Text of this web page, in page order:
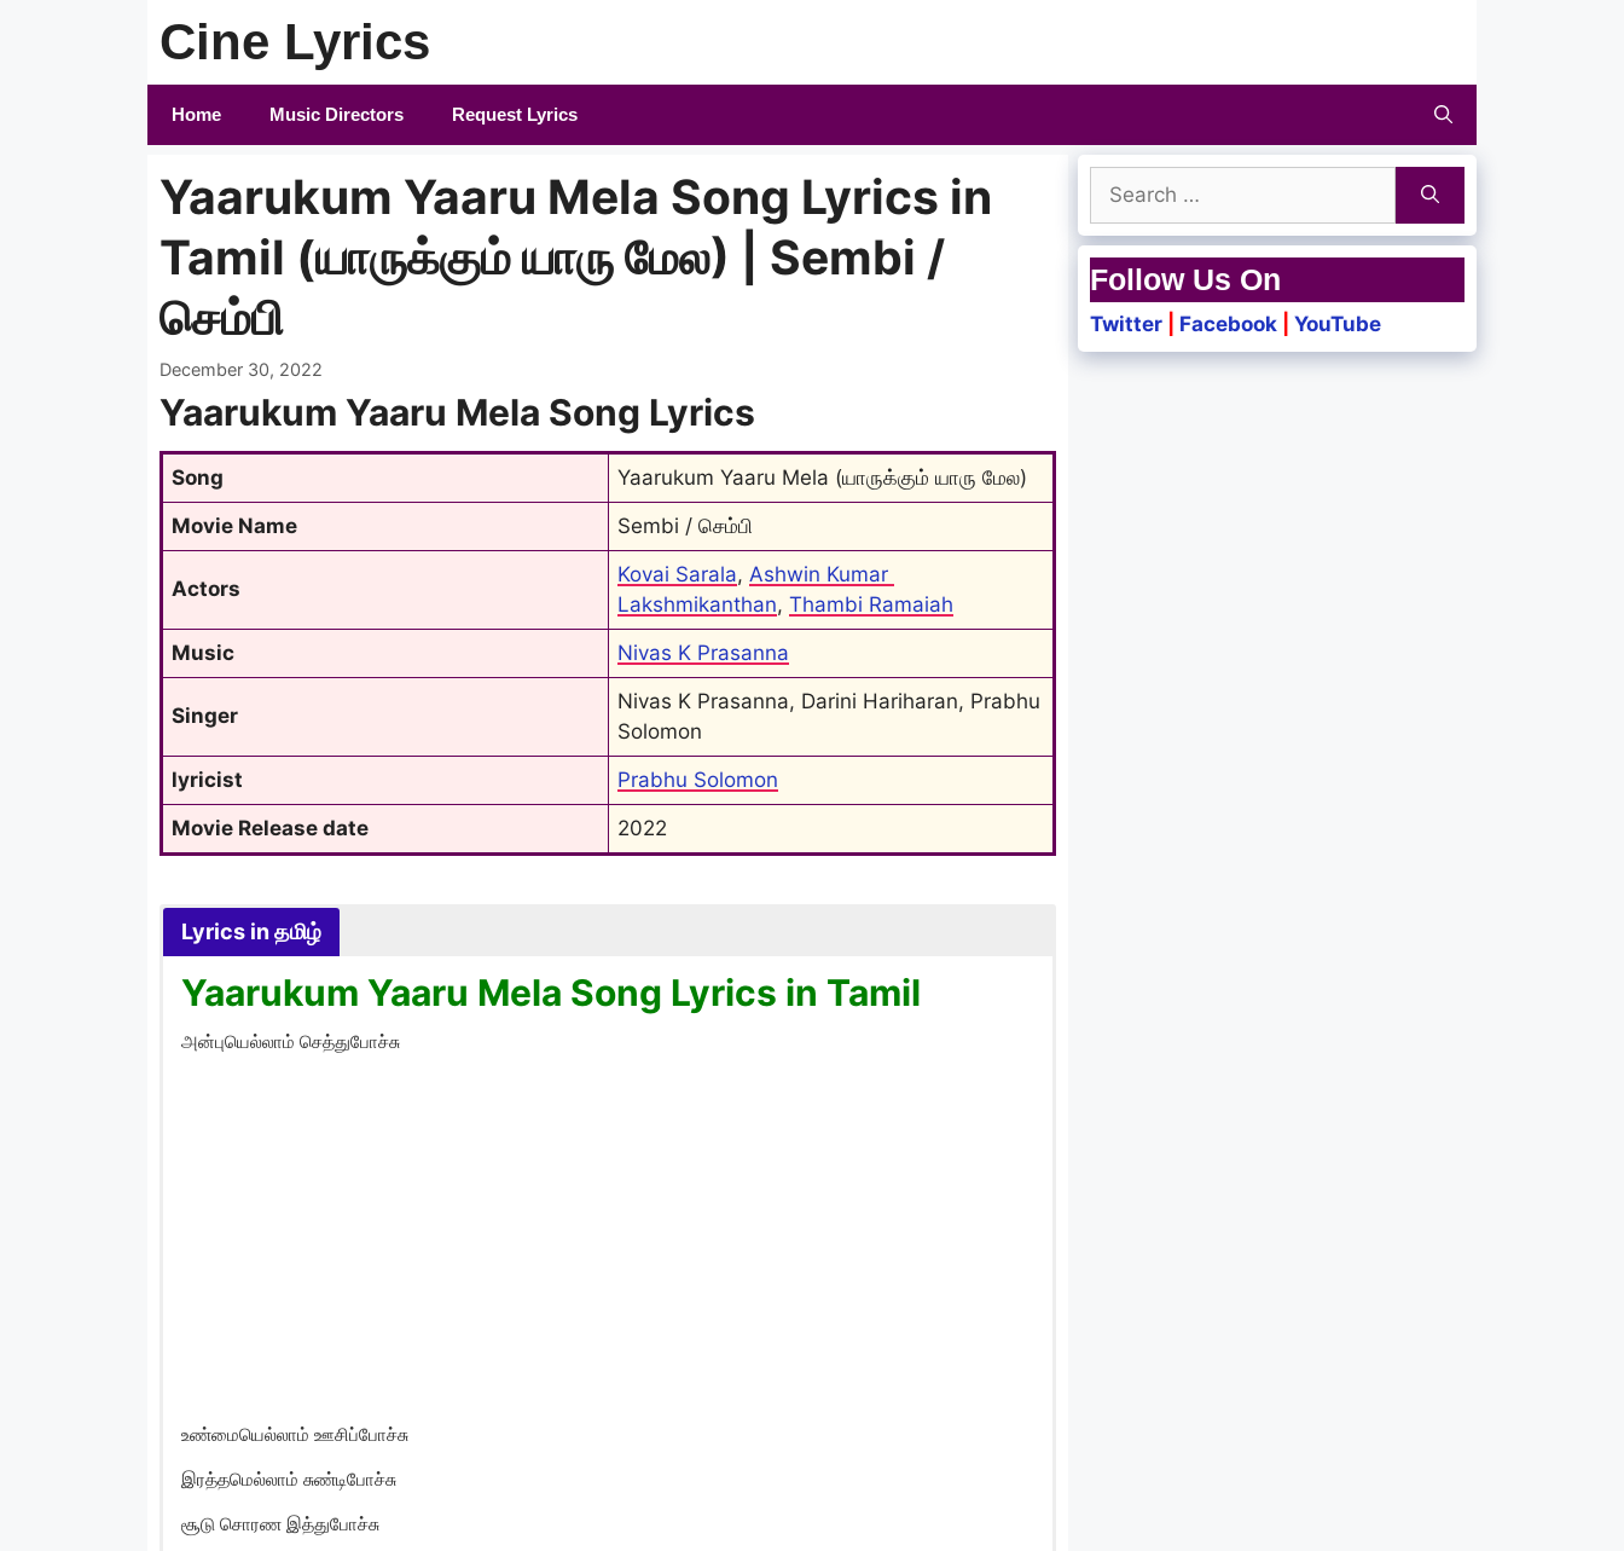
Cine Lyrics
Home Music Directors Request Lyrics
Yaarukum Yaaru Mela Song Lyrics in
Tamil (யாருக்கும் யாரு மேல) | Sembi /
செம்பி
December 30, 2022
Yaarukum Yaaru Mela Song Lyrics
Song
Yaarukum Yaaru Mela (யாருக்கும் யாரு மேல)
Movie Name
Sembi / செம்பி
Actors
Kovai Sarala, Ashwin Kumar
Lakshmikanthan, Thambi Ramaiah
Music
Nivas K Prasanna
Singer
Nivas K Prasanna, Darini Hariharan, Prabhu
Solomon
lyricist
Prabhu Solomon
Movie Release date
2022
Lyrics in தமிழ்
Yaarukum Yaaru Mela Song Lyrics in Tamil
அன்புயெல்லாம் செத்துபோச்சு
உண்மையெல்லாம் ஊசிப்போச்சு
இரத்தமெல்லாம் சுண்டிபோச்சு
சூடு சொரண இத்துபோச்சு
Search
for:
Follow Us On
Twitter Facebook YouTube